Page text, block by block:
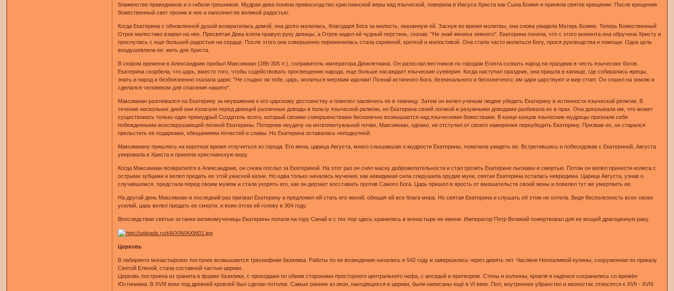
блаженстве праведников и о гибели грешников. Мудрая дева поняла превосходство христианской веры над языческой, поверила в Иисуса Христа как Сына Божия и приняла святое крещение. После крещения
божественный свет проник в нее и наполнил ее великой радостью.
Когда Екатерина с обновленной душой возвратилась домой, она долго молилась, благодаря Бога за милость, оказанную ей. Заснув во время молитвы, она снова увидела Матерь Божию. Теперь Божественный
Отрок милостиво взирал на нее. Пресвятая Дева взяла правую руку девицы, а Отрок надел ей чудный перстень, сказав: "Не знай жениха земного". Екатерина поняла, что с этого момента она обручена Христу и
проснулась с еще большей радостью на сердце. После этого она совершенно переменилась стала скромной, кроткой и милостивой. Она стала часто молиться Богу, прося руководства и помощи. Одна цель
воодушевляла ее: жить для Христа.
В скором времени в Александрию прибыл Максимиан (286-305 гг.), соправитель императора Диоклетиана. Он разослал вестников по городам Египта созвать народ на праздник в честь языческих богов.
Екатерина скорбела, что царь, вместо того, чтобы содействовать просвещению народа, еще больше насаждает языческие суеверия. Когда наступил праздник, она пришла в капище, где собирались жрецы,
знать и народ и безбоязненно сказала царю: "Не стыдно ли тебе, царь, молиться мерзким идолам! Познай истинного Бога, безначального и бесконечного; им цари царствуют и мир стоит. Он сошел на землю и
сделался человеком для спасения нашего".
Максимиан разгневался на Екатерину за неуважение к его царскому достоинству и повелел заключить ее в темницу. Затем он велел ученым людям убедить Екатерину в истинности языческой религии. В
течение нескольких дней они излагали перед девицей различные доводы в пользу языческой религии, но Екатерина своей логикой и разумными доводами разбивала их в прах. Она доказывала им, что может
существовать только один премудрый Создатель всего, который своими совершенствами бесконечно возвышается над языческими божествами. В конце концов языческие мудрецы признали себя
побежденными всесокрушающей логикой Екатерины. Потерпев неудачу на интеллектуальной почве, Максимиан, однако, не отступил от своего намерения переубедить Екатерину. Призвав ее, он старался
прельстить ее подарками, обещаниями почестей и славы. Но Екатерина оставалась неподкупной.
Максимиану пришлось на короткое время отлучиться из города. Его жена, царица Августа, много слышавшая о мудрости Екатерины, пожелала увидеть ее. Встретившись и побеседовав с Екатериной, Августа
уверовала в Христа и приняла христианскую веру.
Когда Максимиан возвратился в Александрию, он снова послал за Екатериной. На этот раз он снял маску доброжелательности и стал грозить Екатерине пытками и смертью. Потом он велел принести колеса с
острыми зубцами и велел предать ее этой ужасной казни. Но едва только начались мучения, как невидимая сила сокрушила орудие муки, святая Екатерина осталась невредима. Царица Августа, узнав о
случившемся, предстала перед своим мужем и стала укорять его, как он дерзает восставать против Самого Бога. Царь пришел в ярость от вмешательств своей жены и повелел тут же умертвить ее.
На другой день Максимиан в последний раз призвал Екатерину и предложил ей стать его женой, обещая ей все блага мира. Но святая Екатерина и слушать об этом не хотела. Видя бесполезность всех своих
усилий, царь велел предать ее смерти, и воин отсек ей голову в 304 году.
Впоследствии святые останки великомученицы Екатерины попали на гору Синай и с тех пор здесь хранились в монастыре ее имени. Император Петр Великий пожертвовал для ее мощей драгоценную раку.
Церковь
В лабиринте монастырских построек возвышается трехнефная базилика. Работы по ее возведению начались в 542 году и завершились через девять лет. Часовня Неопалимой купины, сооруженная по приказу
Святой Еленой, стала составной частью церкви.
Церковь построена из гранита в форме базилики, с проходами по обеим сторонами просторного центрального нефа, с апсидой и притвором. Стены и колонны, кровля и надписи сохранились со времён
Юстиниана. В XVIII веке под древней кровлей был сделан потолок. Самые ранние из икон, находящихся в церкви, были написаны ещё в VI веке. Пол, внутреннее убранство и иконостас относятся к XVII - XVIII